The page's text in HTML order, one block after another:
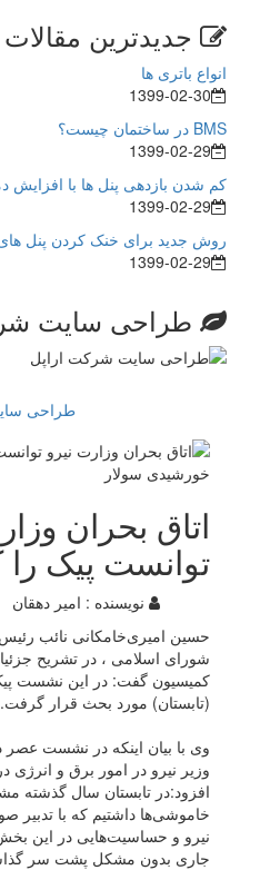
جدیدترین
انواع باتری ها
1399-02-30
BMS در ساختمان چیست؟
1399-02-29
کم شدن بازدهی پنل ها با افزایش
1399-02-29
روش جدید برای خنک کردن پنل
1399-02-29
طراحی سایت
طراحی
اتاق بحران
توانست پیک را
نویسنده : امیر دهقان
حسین امیری‌خامکانی نائب
شورای اسلامی ، در تشریح
کمیسیون گفت: در این نشست
(تابستان) مورد بحث قرار گرفت.
وی با بیان اینکه در نشست عصر
وزیر نیرو در امور برق و
افزود:در تابستان سال گذشته
خاموشی‌ها داشتیم که با
نیرو و حساسیت‌هایی در این
جاری بدون مشکل پشت سر